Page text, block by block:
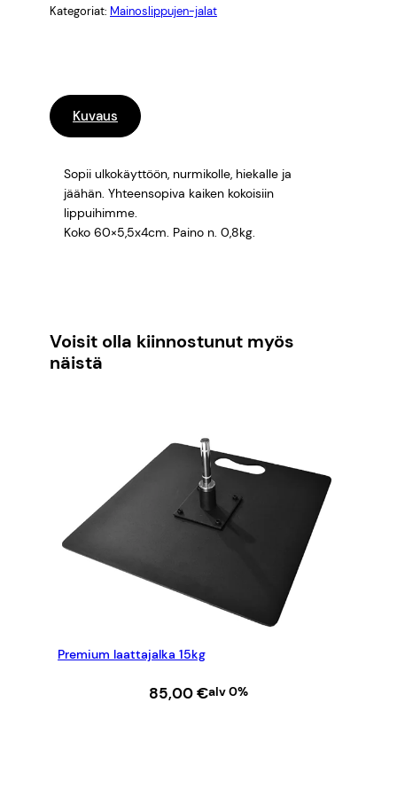
k
r
Kategoriat: Mainoslippujen-jalat
Kuvaus
Sopii ulkokäyttöön, nurmikolle, hiekalle ja
jäähän. Yhteensopiva kaiken kokoisiin
lippuihimme.
Koko 60×5,5x4cm. Paino n. 0,8kg.
Voisit olla kiinnostunut myös
näistä
Premium laattajalka 15kg
85,00€alv 0%